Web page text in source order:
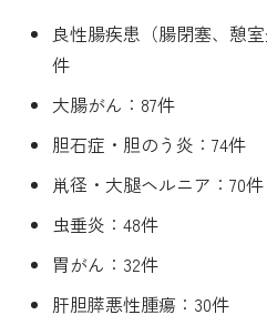
良性腸疾患（腸閉塞、憩
件
大腸がん：87件
胆石症・胆のう炎：74件
鼡径・大腿ヘルニア：70件
虫垂炎：48件
胃がん：32件
肝胆膵悪性腫瘍：30件